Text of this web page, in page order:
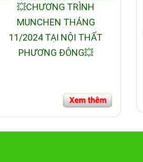
💥CHƯƠNG TRÌNH
MUNCHEN THÁNG
11/2024 TẠI NỘI THẤT
PHƯƠNG ĐÔNG💥